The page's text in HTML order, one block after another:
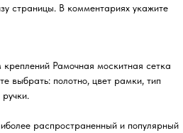
страницы. В комментариях укажите
креплений Рамочная москитная сетка
выбрать: полотно, цвет рамки, тип
распространенный и популярный